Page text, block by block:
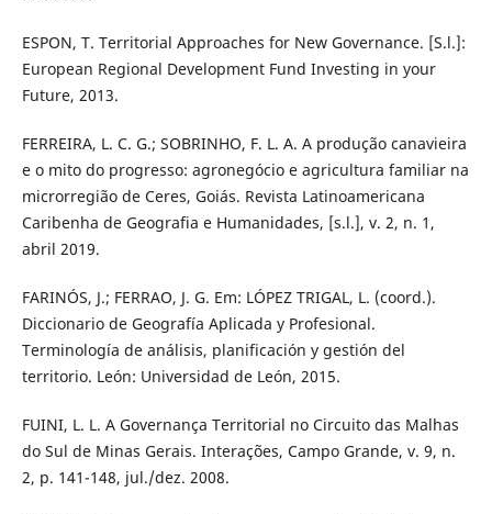
ESPON, T. Territorial Approaches for New Governance. [S.l.]:
European Regional Development Fund Investing in your
Future, 2013.
FERREIRA, L. C. G.; SOBRINHO, F. L. A. A produção canavieira
e o mito do progresso: agronegócio e agricultura familiar na
microrregião de Ceres, Goiás. Revista Latinoamericana
Caribenha de Geografia e Humanidades, [s.l.], v. 2, n. 1,
abril 2019.
FARINÓS, J.; FERRAO, J. G. Em: LÓPEZ TRIGAL, L. (coord.).
Diccionario de Geografía Aplicada y Profesional.
Terminología de análisis, planificación y gestión del
territorio. León: Universidad de León, 2015.
FUINI, L. L. A Governança Territorial no Circuito das Malhas
do Sul de Minas Gerais. Interações, Campo Grande, v. 9, n.
2, p. 141-148, jul./dez. 2008.